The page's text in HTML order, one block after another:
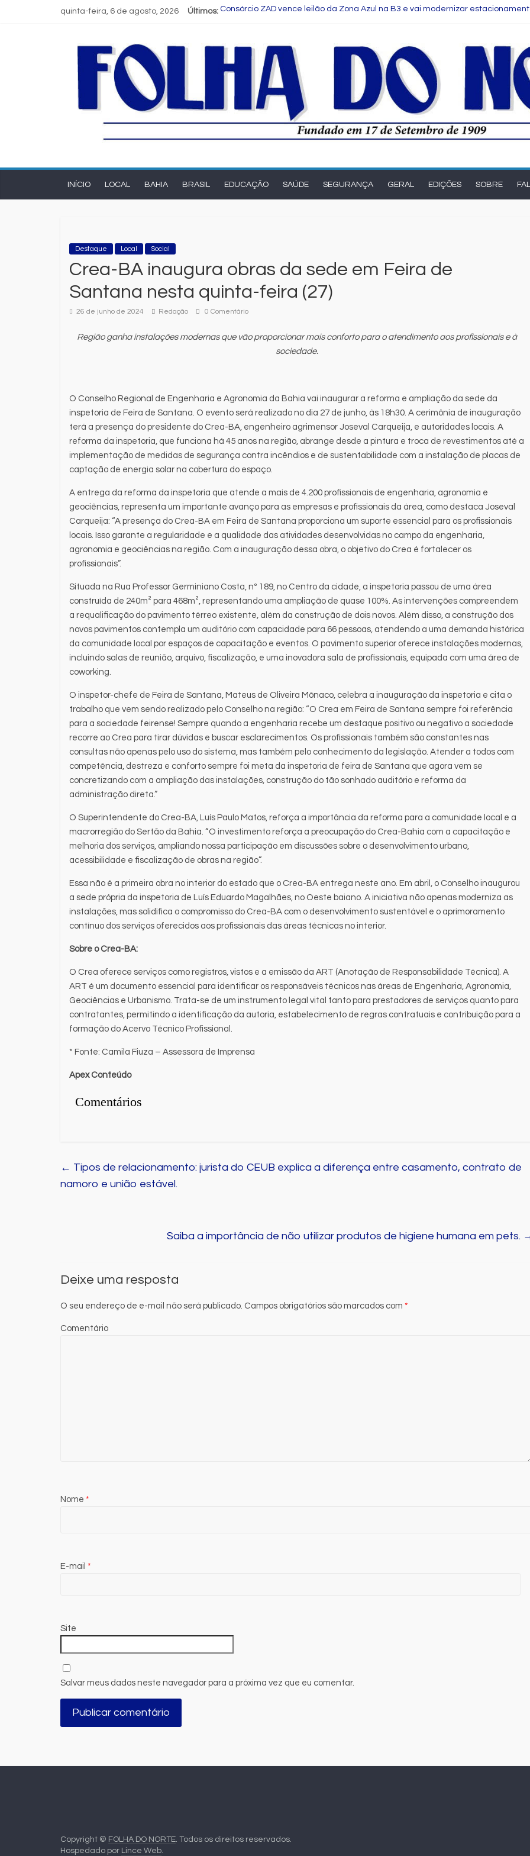
quinta-feira, 6 de agosto, 2026 Últimos: Consórcio ZAD vence leilão da Zona Azul na B3 e vai modernizar
FIEB lança Comitê das Cadeias Química e Petroquímica com o objetivo de
Nordeste deve produzir mais de 1 milhão de toneladas de algodão pela
INÍCIO LOCAL BAHIA BRASIL EDUCAÇÃO SAÚDE SEGURANÇA GERAL EDIÇÕES SOBRE
Destaque Local Social
Crea-BA inaugura obras da sede em Feira de
Santana nesta quinta-feira (27)
26 de junho de 2024 Redação 0 Comentário
Região ganha instalações modernas que vão proporcionar mais conforto para o atendimento aos profissionais e à
sociedade.
O Conselho Regional de Engenharia e Agronomia da Bahia vai inaugurar a reforma e ampliação da sede da
inspetoria de Feira de Santana. O evento será realizado no dia 27 de junho, às 18h30. A cerimônia de inauguração
terá a presença do presidente do Crea-BA, engenheiro agrimensor Joseval Carqueija, e autoridades locais. A
reforma da inspetoria, que funciona há 45 anos na região, abrange desde a pintura e troca de revestimentos até a
implementação de medidas de segurança contra incêndios e de sustentabilidade com a instalação de placas de
captação de energia solar na cobertura do espaço.
A entrega da reforma da inspetoria que atende a mais de 4.200 profissionais de engenharia, agronomia e
geociências, representa um importante avanço para as empresas e profissionais da área, como destaca Joseval
Carqueija: “A presença do Crea-BA em Feira de Santana proporciona um suporte essencial para os profissionais
locais. Isso garante a regularidade e a qualidade das atividades desenvolvidas no campo da engenharia,
agronomia e geociências na região. Com a inauguração dessa obra, o objetivo do Crea é fortalecer os
profissionais”.
Situada na Rua Professor Germiniano Costa, nº 189, no Centro da cidade, a inspetoria passou de uma área
construída de 240m² para 468m², representando uma ampliação de quase 100%. As intervenções compreendem
a requalificação do pavimento térreo existente, além da construção de dois novos. Além disso, a construção dos
novos pavimentos contempla um auditório com capacidade para 66 pessoas, atendendo a uma demanda histórica
da comunidade local por espaços de capacitação e eventos. O pavimento superior oferece instalações modernas,
incluindo salas de reunião, arquivo, fiscalização, e uma inovadora sala de profissionais, equipada com uma área de
coworking.
O inspetor-chefe de Feira de Santana, Mateus de Oliveira Mônaco, celebra a inauguração da inspetoria e cita o
trabalho que vem sendo realizado pelo Conselho na região: “O Crea em Feira de Santana sempre foi referência
para a sociedade feirense! Sempre quando a engenharia recebe um destaque positivo ou negativo a sociedade
recorre ao Crea para tirar dúvidas e buscar esclarecimentos. Os profissionais também são constantes nas
consultas não apenas pelo uso do sistema, mas também pelo conhecimento da legislação. Atender a todos com
competência, destreza e conforto sempre foi meta da inspetoria de feira de Santana que agora vem se
concretizando com a ampliação das instalações, construção do tão sonhado auditório e reforma da
administração direta.”
O Superintendente do Crea-BA, Luís Paulo Matos, reforça a importância da reforma para a comunidade local e a
macrorregião do Sertão da Bahia. “O investimento reforça a preocupação do Crea-Bahia com a capacitação e
melhoria dos serviços, ampliando nossa participação em discussões sobre o desenvolvimento urbano,
acessibilidade e fiscalização de obras na região”.
Essa não é a primeira obra no interior do estado que o Crea-BA entrega neste ano. Em abril, o Conselho inaugurou
a sede própria da inspetoria de Luís Eduardo Magalhães, no Oeste baiano. A iniciativa não apenas moderniza as
instalações, mas solidifica o compromisso do Crea-BA com o desenvolvimento sustentável e o aprimoramento
contínuo dos serviços oferecidos aos profissionais das áreas técnicas no interior.
Sobre o Crea-BA:
O Crea oferece serviços como registros, vistos e a emissão da ART (Anotação de Responsabilidade Técnica). A
ART é um documento essencial para identificar os responsáveis técnicos nas áreas de Engenharia, Agronomia,
Geociências e Urbanismo. Trata-se de um instrumento legal vital tanto para prestadores de serviços quanto para
contratantes, permitindo a identificação da autoria, estabelecimento de regras contratuais e contribuição para a
formação do Acervo Técnico Profissional.
* Fonte: Camila Fiuza – Assessora de Imprensa
Apex Conteúdo
Comentários
← Tipos de relacionamento: jurista do CEUB explica a diferença entre casamento, contrato de
namoro e união estável.
Saiba a importância de não utilizar produtos de higiene humana em pets.
Deixe uma resposta
O seu endereço de e-mail não será publicado. Campos obrigatórios são marcados com *
Comentário
Nome *
E-mail *
Site
Salvar meus dados neste navegador para a próxima vez que eu comentar.
Copyright © FOLHA DO NORTE . Todos os direitos reservados.
Hospedado por Lince Web